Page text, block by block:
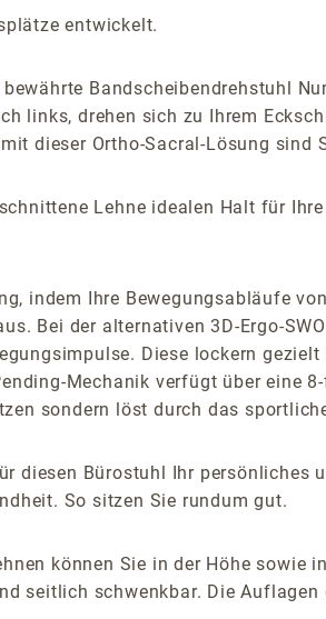
entwickelt.
Bandscheibendrehstuhl
links, drehen sich zu Ihrem
dieser Ortho-Sacral-Lösung
Lehne idealen Halt für
indem Ihre Bewegungsabläufe
Bei der alternativen 3D-Ergo-
Diese lockern
Mechanik verfügt über eine
sondern löst durch das
diesen Bürostuhl Ihr persönliches
So sitzen Sie rundum gut.
können Sie in der Höhe sowie
seitlich schwenkbar. Die